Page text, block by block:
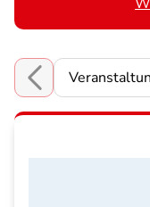
Choose a section